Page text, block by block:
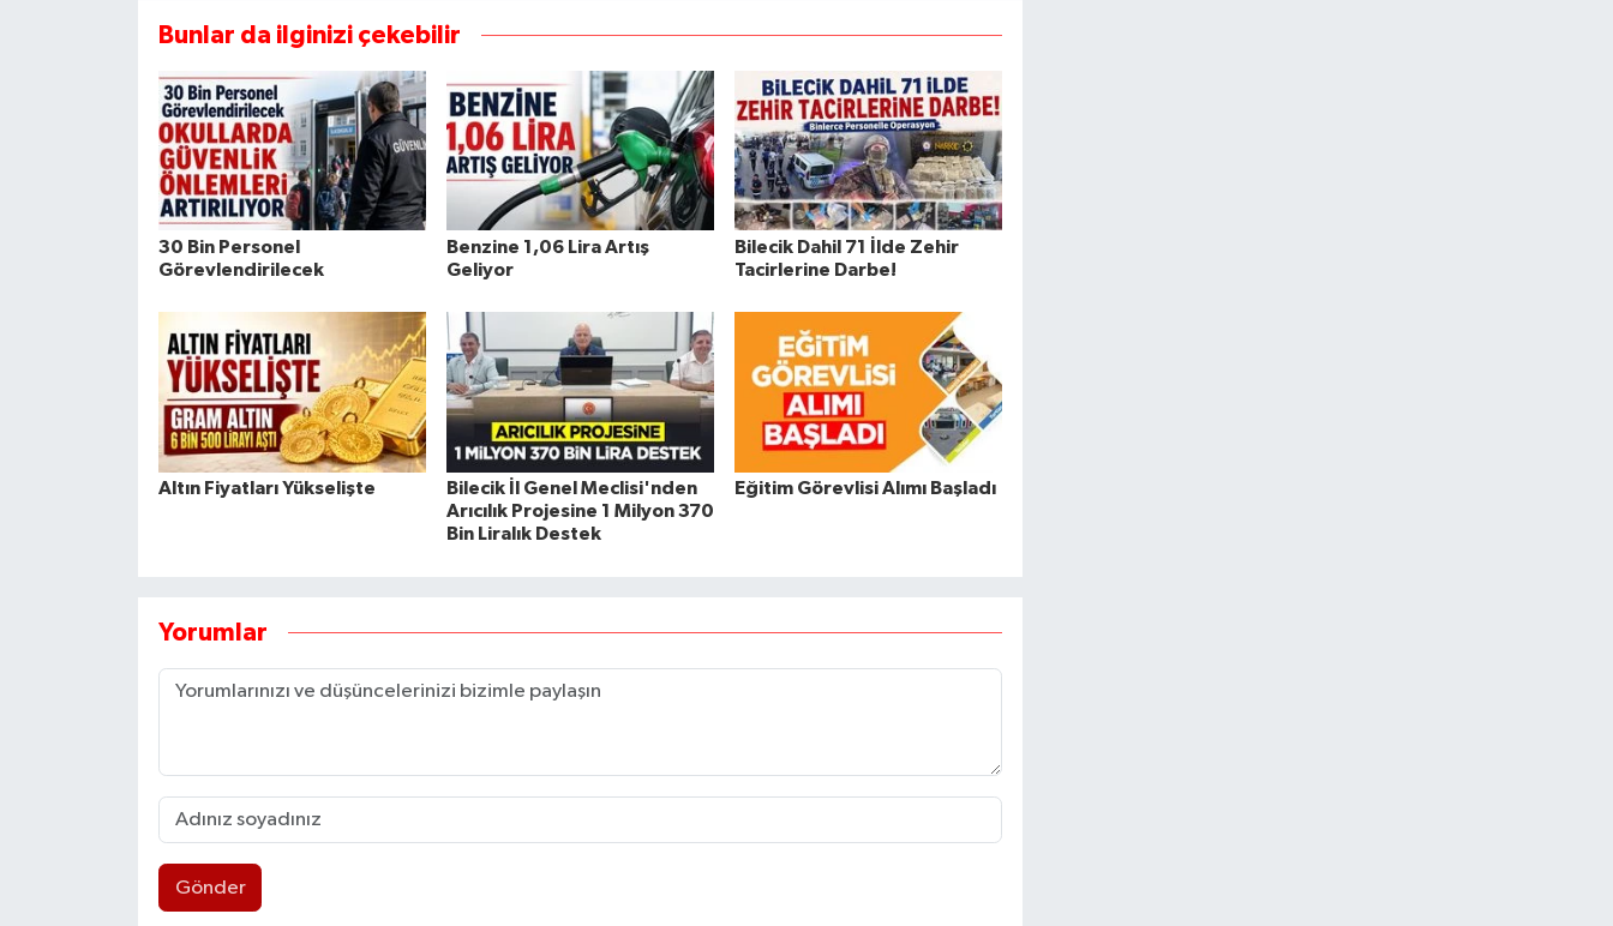
Bunlar da ilginizi çekebilir
30 Bin Personel
Görevlendirilecek
Benzine 1,06 Lira Artış
Geliyor
Bilecik Dahil 71 İlde Zehir
Tacirlerine Darbe!
Altın Fiyatları Yükselişte
Bilecik İl Genel Meclisi'nden
Arıcılık Projesine 1 Milyon 370
Bin Liralık Destek
Eğitim Görevlisi Alımı Başladı
Yorumlar
Gönder